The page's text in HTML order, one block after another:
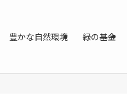
豊かな自然環境 緑の基金